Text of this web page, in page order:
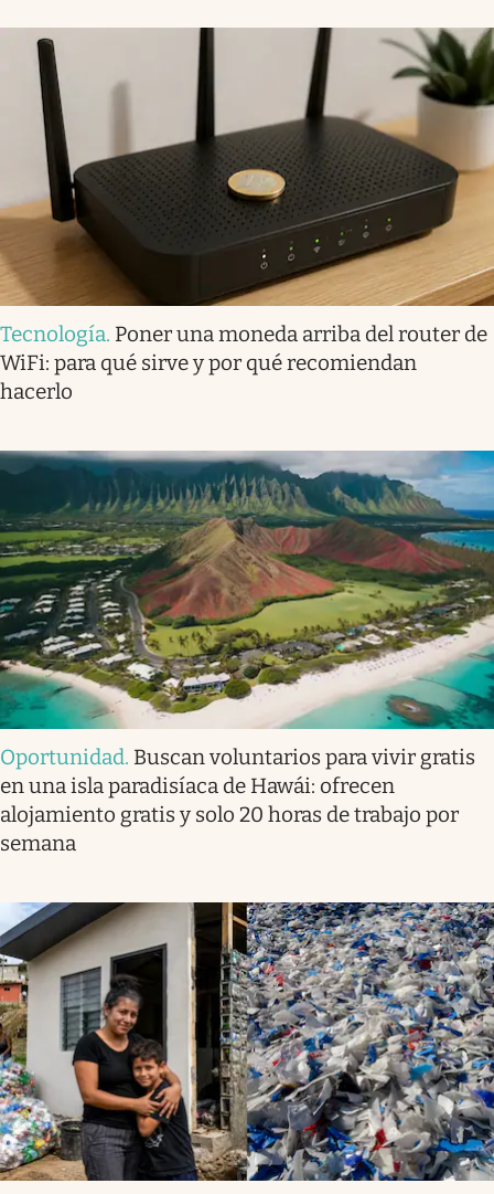
Tecnología. Poner una moneda arriba del router de
WiFi: para qué sirve y por qué recomiendan
hacerlo
Oportunidad. Buscan voluntarios para vivir gratis
en una isla paradisíaca de Hawái: ofrecen
alojamiento gratis y solo 20 horas de trabajo por
semana